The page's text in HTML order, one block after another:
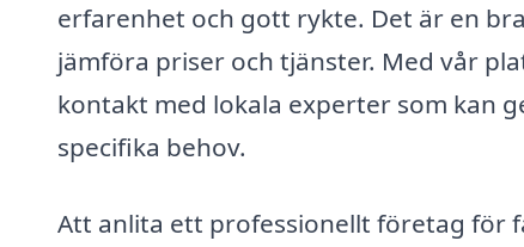
erfarenhet och gott rykte. Det är en
jämföra priser och tjänster. Med vår
kontakt med lokala experter som kan
specifika behov.
Att anlita ett professionellt företag för